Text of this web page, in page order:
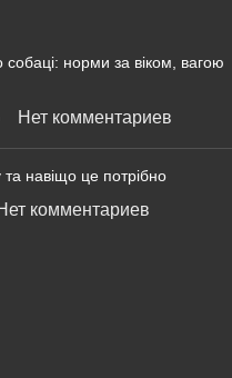
собаці: норми за віком, вагою
Нет комментариев
та навіщо це потрібно
комментариев